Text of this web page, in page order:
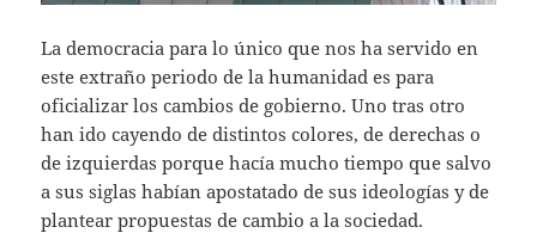
La democracia para lo único que nos ha servido en
este extraño periodo de la humanidad es para
oficializar los cambios de gobierno. Uno tras otro
han ido cayendo de distintos colores, de derechas o
de izquierdas porque hacía mucho tiempo que salvo
a sus siglas habían apostatado de sus ideologías y de
plantear propuestas de cambio a la sociedad.